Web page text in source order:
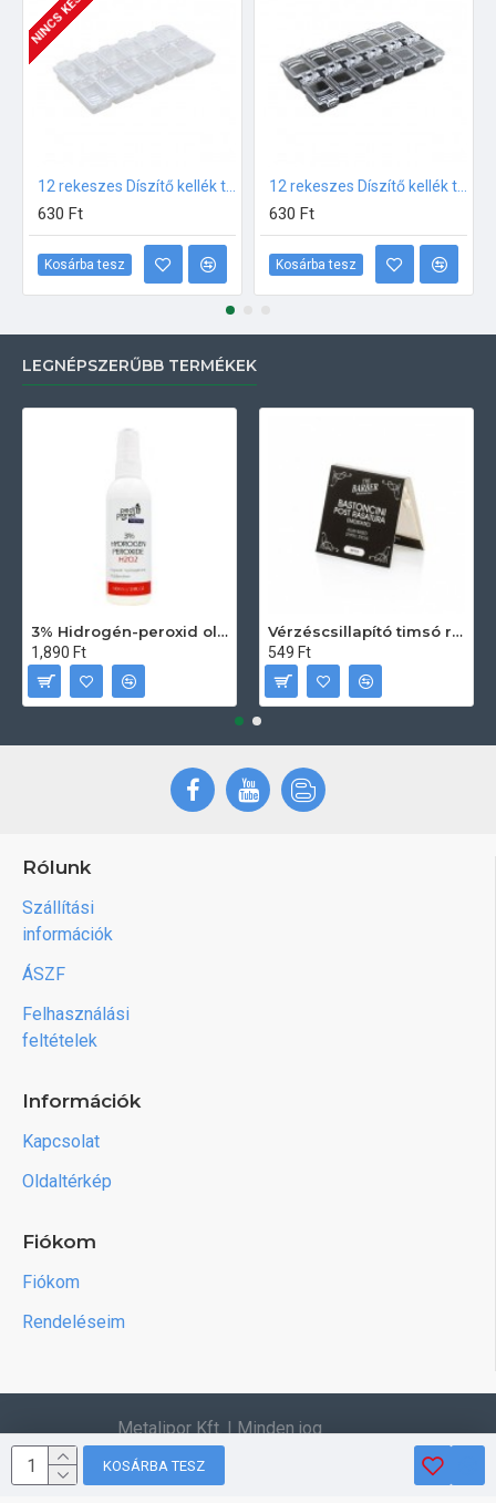
KOSÁRBA TESZ
630 Ft
Kosárba tesz
630 Ft
Kosárba tesz
LEGNÉPSZERŰBB TERMÉKEK
3% Hidrogén-peroxid oldat (sebfertőtlenítő) 100ml
1,890 Ft
Vérzéscsillapító timsó rúd 20db
549 Ft
Rólunk
Szállítási
információk
ÁSZF
Felhasználási
feltételek
Információk
Kapcsolat
Oldaltérkép
Fiókom
Fiókom
Rendeléseim
Metalipor Kft. | Minden jog
fenntartva.